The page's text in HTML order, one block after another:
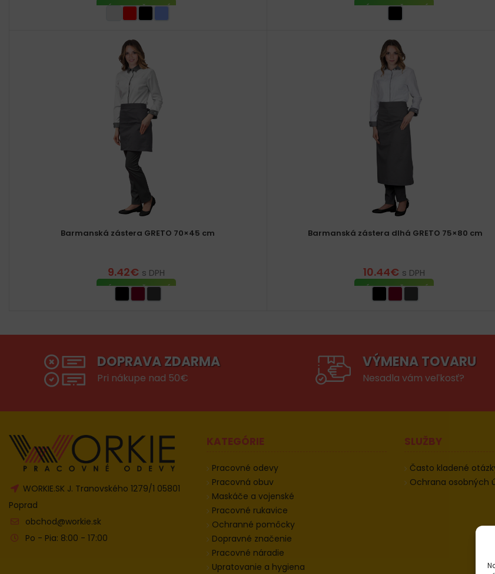
VÝBER MOŽNOSTÍ VÝBER MOŽNOSTÍ
Barmanská zástera GRETO 70×45 cm
9.42€ s DPH
VÝBER MOŽNOSTÍ
Barmanská zástera dlhá GRETO 75×80 cm
10.44€ s DPH
VÝBER MOŽNOSTÍ
DOPRAVA ZDARMA
Pri nákupe nad 50€
VÝMENA TOVARU
Nesadla vám veľkosť?
WORKIE.SK J. Tranovského 1279/1 05801
Poprad
obchod@workie.sk
Po - Pia: 8:00 - 17:00
KATEGÓRIE
Pracovné odevy
Pracovná obuv
Maskáče a vojenské
Pracovné rukavice
Ochranné pomôcky
Dopravné značenie
Pracovné náradie
Upratovanie a hygiena
SLUŽBY
Často kladené
Ochrana osobných